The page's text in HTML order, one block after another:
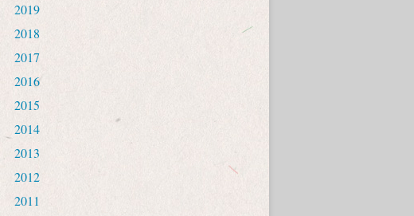
2019
2018
2017
2016
2015
2014
2013
2012
2011